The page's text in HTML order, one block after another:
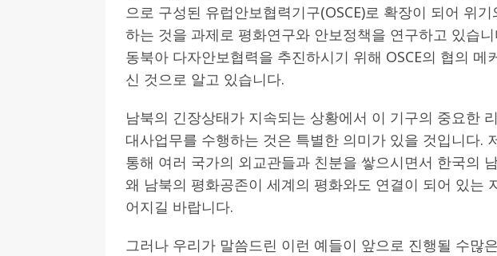
으로 구성된 유럽안보협력기구(OSCE)로 확장이 되어 위
하는 것을 과제로 평화연구와 안보정책을 연구하고 있습
동북아 다자안보협력을 추진하시기 위해 OSCE의 협의 메
신 것으로 알고 있습니다.
남북의 긴장상태가 지속되는 상황에서 이 기구의 중요한
대사업무를 수행하는 것은 특별한 의미가 있을 것입니다.
통해 여러 국가의 외교관들과 친분을 쌓으시면서 한국의
왜 남북의 평화공존이 세계의 평화와도 연결이 되어 있는
어지길 바랍니다.
그러나 우리가 말씀드린 이런 예들이 앞으로 진행될 수많